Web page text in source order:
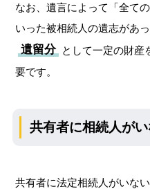
なお、遺言によって「全て
いった被相続人の遺志があ
遺留分 として一定の財産
要です。
共有者に相続人が
共有者に法定相続人がいな